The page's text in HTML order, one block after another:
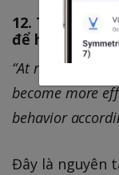
12. Thường
để hiệu quả
“At regular
become more
behavior
Đây là nguyên